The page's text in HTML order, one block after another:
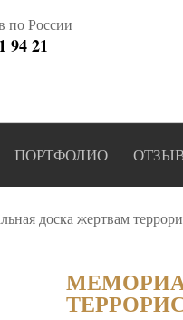
по России
94 21
ПОРТФОЛИО
доска жертвам